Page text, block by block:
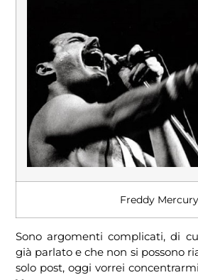
Freddy Mercury
Sono argomenti complicati, di
già parlato e che non si possono
solo post, oggi vorrei